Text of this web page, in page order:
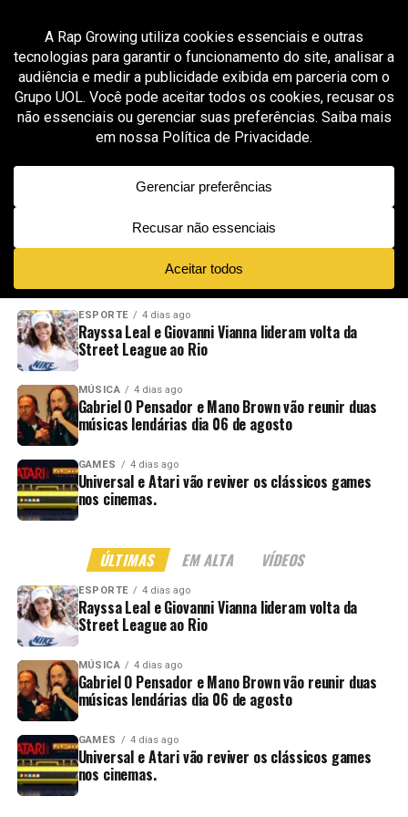
All posts tagged "representatividade negra"
GROOVER X RAP GROWING 2 meses ago
Preta Ary prepara o lançamento de “Por Nós”,
seu primeiro álbum de estúdio após duas
décadas de rap independente
NOVIDADES EM ALTA VÍDEOS
ESPORTE 4 dias ago
Rayssa Leal e Giovanni Vianna lideram volta da
Street League ao Rio
MÚSICA 4 dias ago
Gabriel O Pensador e Mano Brown vão reunir duas
músicas lendárias dia 06 de agosto
GAMES 4 dias ago
Universal e Atari vão reviver os clássicos games
nos cinemas.
ÚLTIMAS EM ALTA VÍDEOS
ESPORTE 4 dias ago
Rayssa Leal e Giovanni Vianna lideram volta da
Street League ao Rio
MÚSICA 4 dias ago
Gabriel O Pensador e Mano Brown vão reunir duas
músicas lendárias dia 06 de agosto
GAMES 4 dias ago
Universal e Atari vão reviver os clássicos games
nos cinemas.